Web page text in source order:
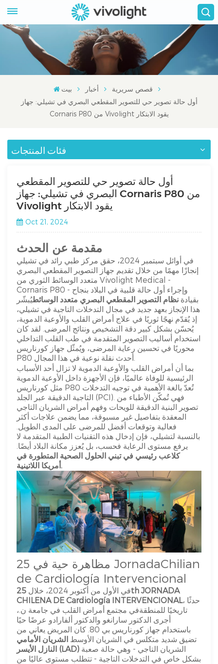
بيت أخبار
قصص سريرية
أول حالة تصوير حي للتصوير المقطعي البصري في تشيلي: جهاز
Cornaris P80 من Vivolight يقود الابتكار
فئات المنتجات
أول حالة تصوير حي للتصوير المقطعي
البصري في تشيلي: جهاز Cornaris P80 من
Vivolight يقود الابتكار
Oct 21, 2024
مقدمة عن الحدث
في أوائل سبتمبر 2024، حقق مركز طبي رائد في تشيلي
إنجازًا مهمًا من خلال تقديم جهاز التصوير المقطعي البصري
متعدد الوسائط الثوري من Vivolight Medical -
Cornaris P80 - وإجراء أول حالة قلبية في البلاد بنجاح
بقيادة نظام التصوير المقطعي البصري متعدد الوسائطيُبشّر
هذا الإنجاز بعهد جديد في مجال التدخلات التاجية في تشيلي،
إذ يُقدّم نهجًا ثوريًا في علاج أمراض القلب والأوعية الدموية،
يُحسّن بشكل كبير دقة التشخيص ونتائج المرضى. لقد كان
استخدام أساليب التصوير المتقدمة في طب القلب التداخلي
محوريًا في تحسين رعاية المرضى، ويُمثّل جهاز كورناريس
بما أن أمراض القلب والأوعية الدموية لا تزال أحد الأسباب
الرئيسية للوفاة عالميًا، فإن الأجهزة داخل الأوعية الدموية
مثل كورناريس P80 تُعدّ بالغة الأهمية في توجيه التدخلات
التاجية الدقيقة عبر الجلد (PCI). فهي تُمكّن الأطباء من
تصوير البنية الدقيقة للويحات وفهم أمراض الشريان التاجي
المعقدة بتفاصيل غير مسبوقة، مما يضمن علاجات أكثر
فعالية وتوقعات أفضل للمرضى على المدى الطويل.
بالنسبة لتشيلي، فإن إدخال هذه التقنيات الطبية المتقدمة لا
يرفع مستوى الرعاية فحسب، بل يُعزز مكانة البلاد أيضًا.
كلاعب رئيسي في تبني الحلول الصحية المتطورة في
أمريكا اللاتينية.
مظاهرة حية في 25 JornadaChilian
de Cardiología Intervencional
في الأول من أكتوبر 2024، خلال
25th JORNADA
CHILENA DE Cardiología INTERVENCIONAL، حدثًا
تاريخيًا للمنطقةفي مجتمع أمراض القلب في جامعة ن.،
أجرى الدكتور سارانغو والدكتور ألفارادو عرضًا حيًا
باستخدام جهاز كورناريس بي 80. كان المريض يعاني من
تضيق شديد متكلس في الشريان الأوسط الشريان الأمامي
النازل الأيسر (LAD) الشريان التاجي - وهي حالة صعبة
بشكل خاص في التدخلات التاجية - تتطلب مستوى عاليًا من